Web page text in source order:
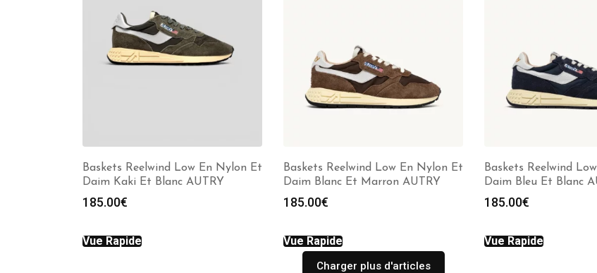
Baskets Reelwind Low En Nylon Et
Daim Kaki Et Blanc AUTRY
185.00€
Vue Rapide
Baskets Reelwind Low En Nylon Et
Daim Blanc Et Marron AUTRY
185.00€
Vue Rapide
Baskets Reelwind
Daim Bleu Et Blanc
185.00€
Vue Rapide
Charger plus d'articles